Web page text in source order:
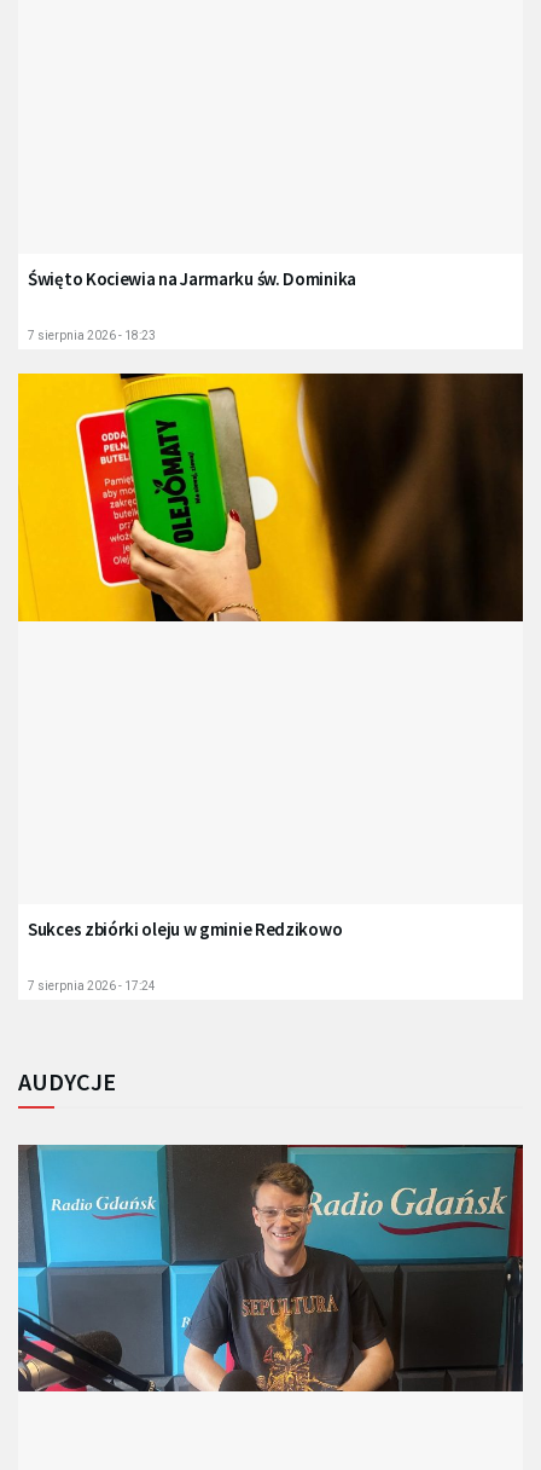
Święto Kociewia na Jarmarku św. Dominika
7 sierpnia 2026 - 18:23
Sukces zbiórki oleju w gminie Redzikowo
7 sierpnia 2026 - 17:24
AUDYCJE